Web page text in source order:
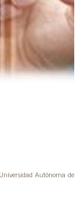
Autónoma de